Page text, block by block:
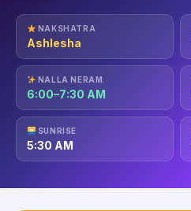
NAKSHATRA
Ashlesha
NALLA NERAM
6:00–7:30 AM
SUNRISE
5:30 AM